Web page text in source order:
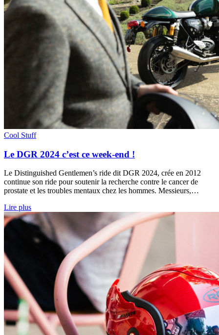
Cool Stuff
Le DGR 2024 c’est ce week-end !
Le Distinguished Gentlemen’s ride dit DGR 2024, crée en 2012
continue son ride pour soutenir la recherche contre le cancer de
prostate et les troubles mentaux chez les hommes. Messieurs,…
Lire plus